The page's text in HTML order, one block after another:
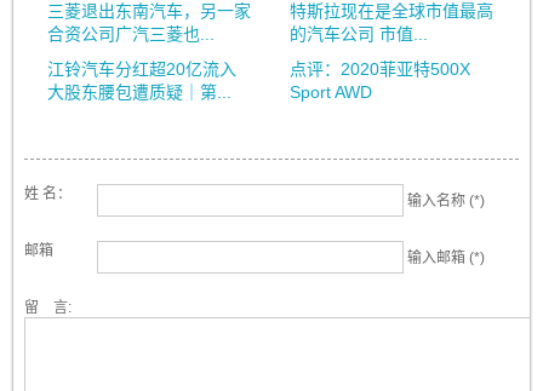
三菱退出东南汽车，另一家
合资公司广汽三菱也...
特斯拉现在是全球市值最高
的汽车公司 市值...
江铃汽车分红超20亿流入
大股东腰包遭质疑｜第...
点评：2020菲亚特500X
Sport AWD
姓 名： 输入名称 (*)
邮箱 输入邮箱 (*)
留 言: